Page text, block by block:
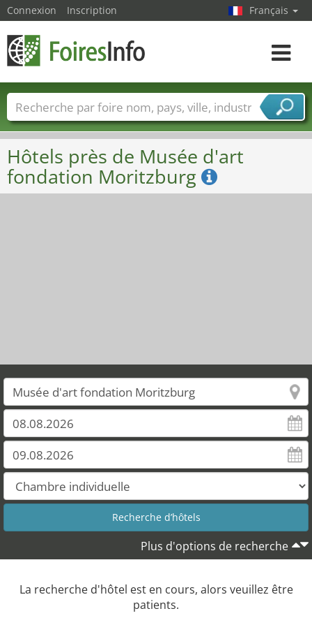
Hôtels près de Musée d'art
fondation Moritzburg
Plus d'options de recherche
La recherche d'hôtel est en cours, alors veuillez être
patients.
Connexion Inscription Français
Toggle
Foire noms Pays Villes
Secteurs de foire
Secteurs du fournisseur de services